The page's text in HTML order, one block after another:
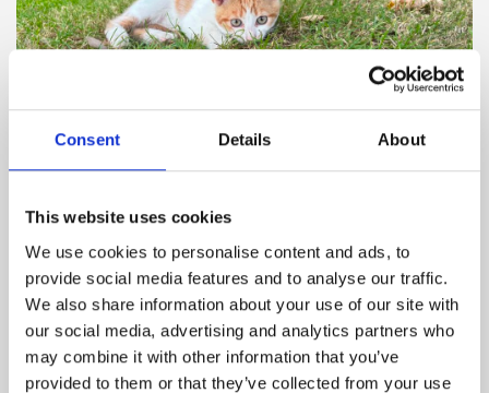
Consent Details About
This website uses cookies
We use cookies to personalise content and ads, to
provide social media features and to analyse our traffic.
We also share information about your use of our site with
our social media, advertising and analytics partners who
may combine it with other information that you’ve
provided to them or that they’ve collected from your use
Race
Pris: kr.
Se mere